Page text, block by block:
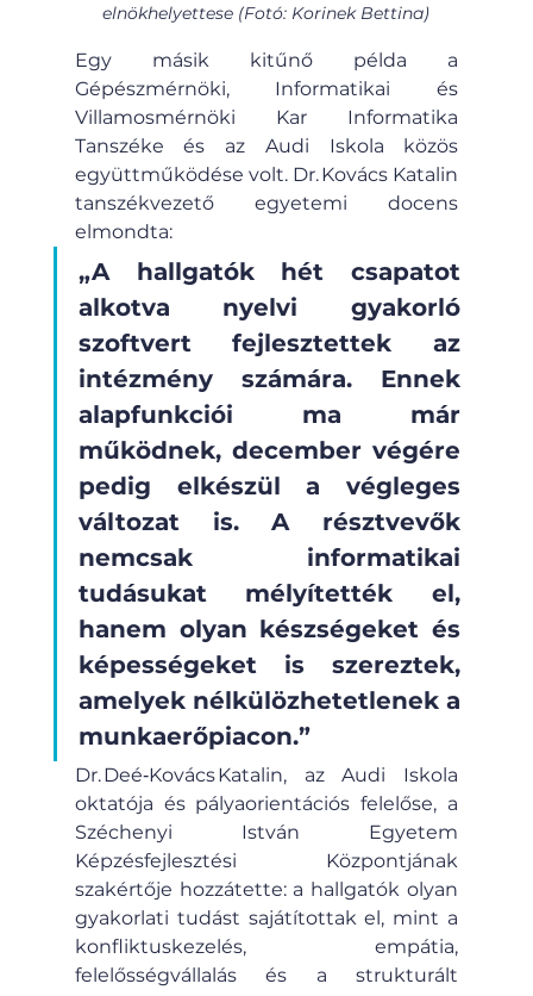
elnökhelyettese (Fotó: Korinek Bettina)
Egy másik kitűnő példa a
Gépészmérnöki, Informatikai és
Villamosmérnöki Kar Informatika
Tanszéke és az Audi Iskola közös
együttműködése volt. Dr. Kovács Katalin
tanszékvezető egyetemi docens
elmondta:
„A hallgatók hét csapatot
alkotva nyelvi gyakorló
szoftvert fejlesztettek az
intézmény számára. Ennek
alapfunkciói ma már
működnek, december végére
pedig elkészül a végleges
változat is. A résztvevők
nemcsak informatikai
tudásukat mélyítették el,
hanem olyan készségeket és
képességeket is szereztek,
amelyek nélkülözhetetlenek a
munkaerőpiacon.”
Dr. Deé‑Kovács Katalin, az Audi Iskola
oktatója és pályaorientációs felelőse, a
Széchenyi István Egyetem
Képzésfejlesztési Központjának
szakértője hozzátette: a hallgatók olyan
gyakorlati tudást sajátítottak el, mint a
konfliktuskezelés, empátia,
felelősségvállalás és a strukturált